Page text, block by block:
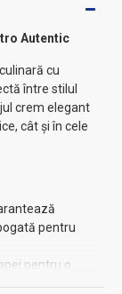
Autentic
cu
între stilul
crem elegant
cât și în cele
pentru
pentru o